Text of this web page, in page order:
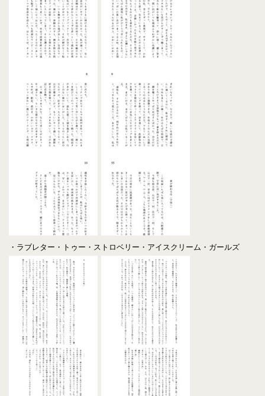
・ラブレター・トゥー・ストロベリー・アイスクリーム・ガールズ